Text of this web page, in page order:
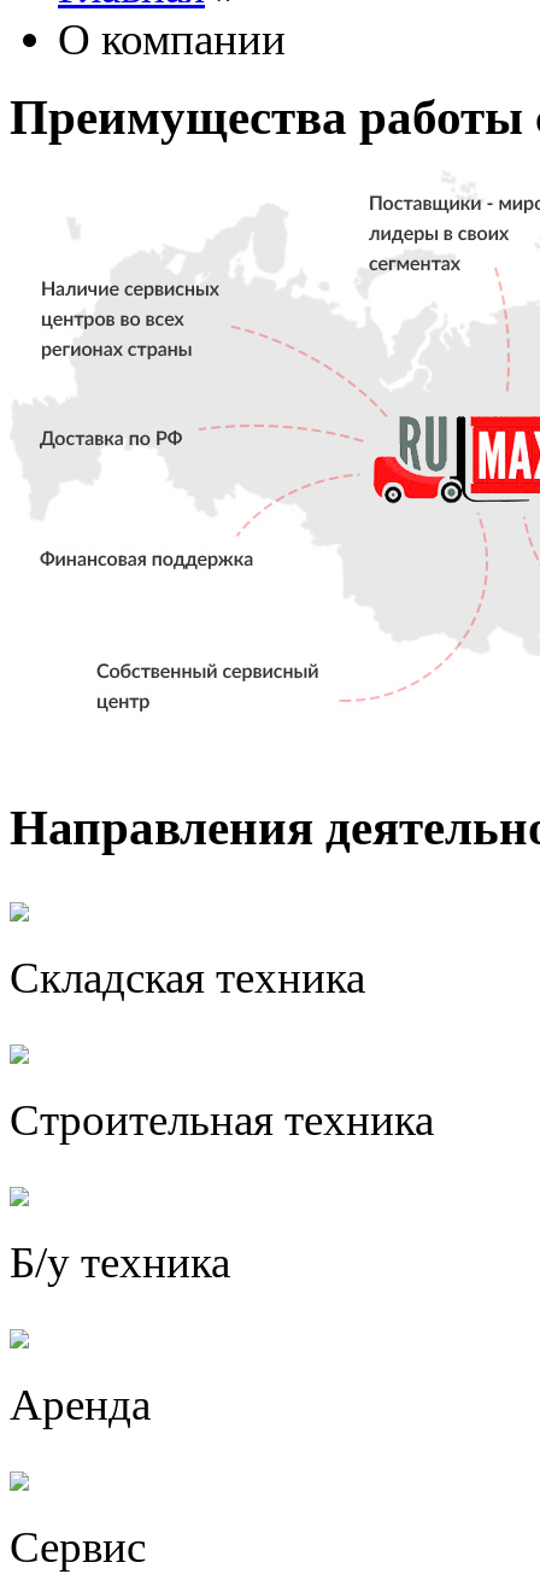
О компании
Преимущества
Направления
Складская техника
Строительная техника
Б/у техника
Аренда
Сервис